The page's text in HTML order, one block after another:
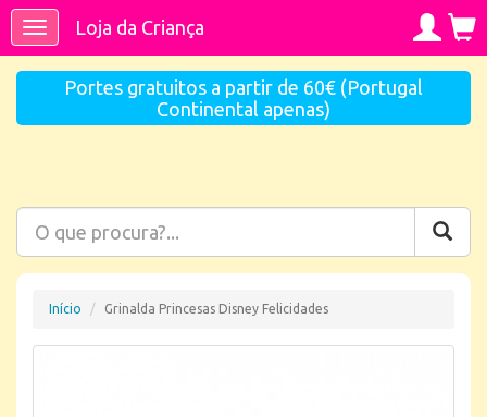
ToggleLoja da Criança
Portes gratuitos a partir de 60€ (Portugal
Continental apenas)
Início Grinalda Princesas Disney Felicidades